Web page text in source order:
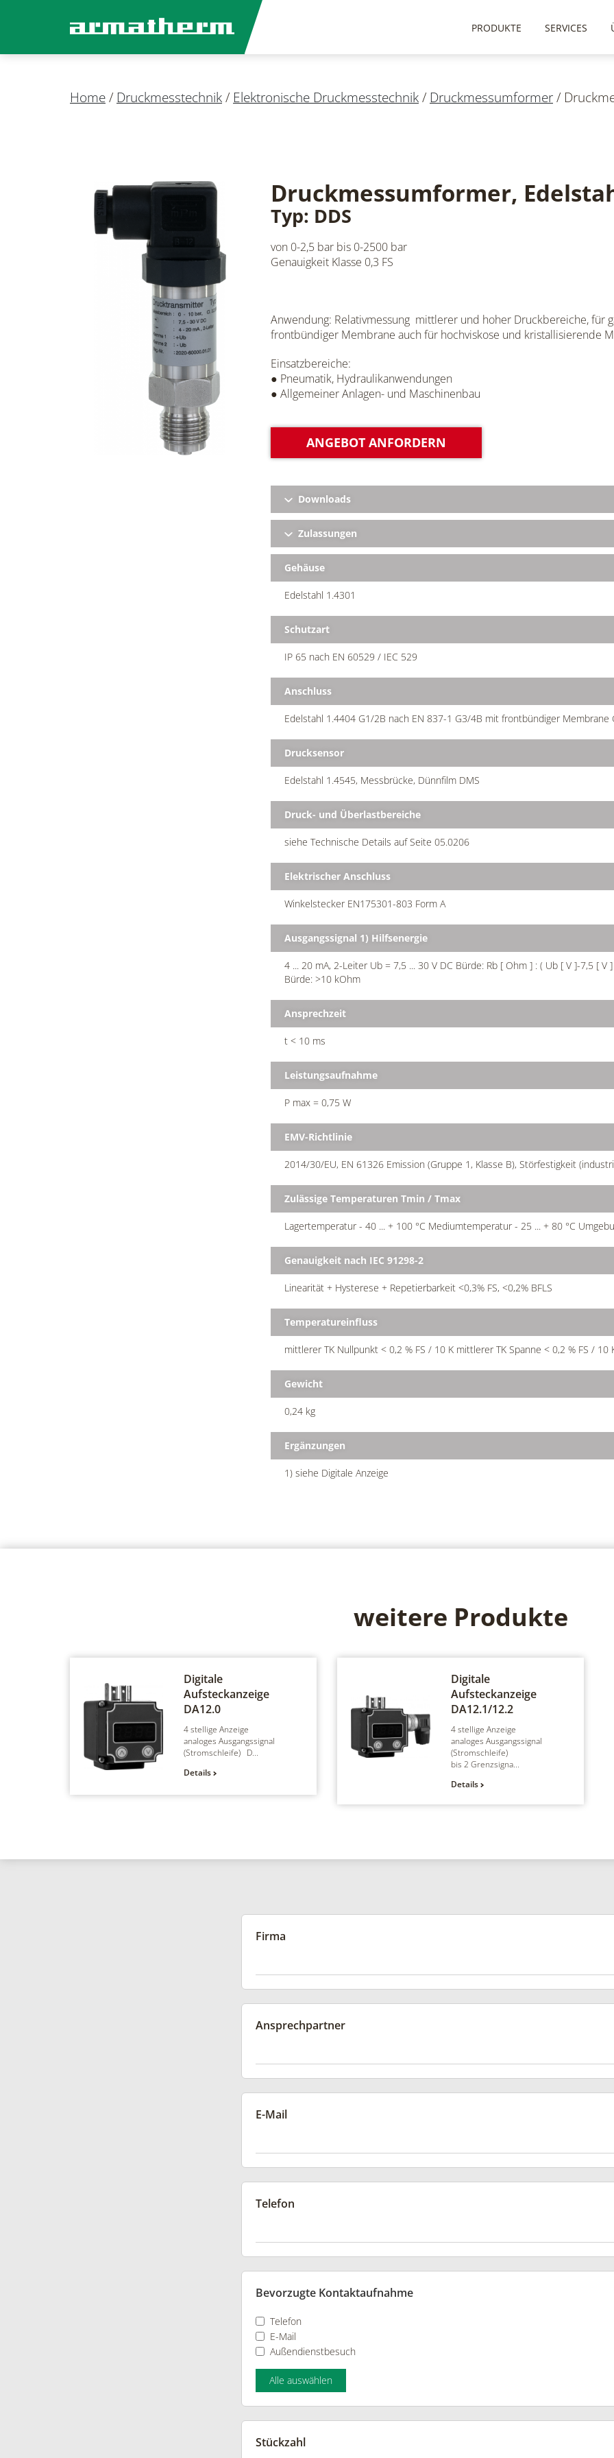
PRODUKTE SERVICES
Home/ Druckmesstechnik/ Elektronische Druckmesstechnik/ Druckmessumformer/
Druckmessumformer,
Typ: DDS
von 0-2,5 bar bis 0-2500 bar
Genauigkeit Klasse 0,3 FS
Anwendung: Relativmessung mittlerer und hoher Druckbereiche, für
frontbündiger Membrane auch für hochviskose und kristallisierende
Einsatzbereiche:
● Pneumatik, Hydraulikanwendungen
● Allgemeiner Anlagen- und Maschinenbau
ANGEBOT ANFORDERN
Downloads
Zulassungen
Gehäuse
Edelstahl 1.4301
Schutzart
IP 65 nach EN 60529 / IEC 529
Anschluss
Edelstahl 1.4404 G1/2B nach EN 837-1 G3/4B mit frontbündiger Membrane
Drucksensor
Edelstahl 1.4545, Messbrücke, Dünnfilm DMS
Druck- und Überlastbereiche
siehe Technische Details auf Seite 05.0206
Elektrischer Anschluss
Winkelstecker EN175301-803 Form A
Ausgangssignal 1) Hilfsenergie
4 ... 20 mA, 2-Leiter Ub = 7,5 ... 30 V DC Bürde: Rb [ Ohm ] : ( Ub [ V ]-7,5 [
Bürde: >10 kOhm
Ansprechzeit
t < 10 ms
Leistungsaufnahme
P max = 0,75 W
EMV-Richtlinie
2014/30/EU, EN 61326 Emission (Gruppe 1, Klasse B), Störfestigkeit
Zulässige Temperaturen Tmin / Tmax
Lagertemperatur - 40 ... + 100 °C Mediumtemperatur - 25 ... + 80 °C
Genauigkeit nach IEC 91298-2
Linearität + Hysterese + Repetierbarkeit <0,3% FS, <0,2% BFLS
Temperatureinfluss
mittlerer TK Nullpunkt < 0,2 % FS / 10 K mittlerer TK Spanne < 0,2 % FS / 10
Gewicht
0,24 kg
Ergänzungen
1) siehe Digitale Anzeige
weitere Produkte
Digitale
Aufsteckanzeige
DA12.0
4 stellige Anzeige
analoges Ausgangssignal
(Stromschleife) D...
Details
Digitale
Aufsteckanzeige
DA12.1/12.2
4 stellige Anzeige
analoges Ausgangssignal
(Stromschleife)
bis 2 Grenzsigna...
Details
Firma
Ansprechpartner
E-Mail
Telefon
Bevorzugte Kontaktaufnahme
Telefon
E-Mail
Außendienstbesuch
Alle auswählen
Stückzahl